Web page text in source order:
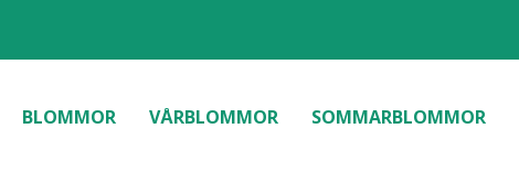
BLOMMOR VÅRBLOMMOR SOMMARBLOMMOR